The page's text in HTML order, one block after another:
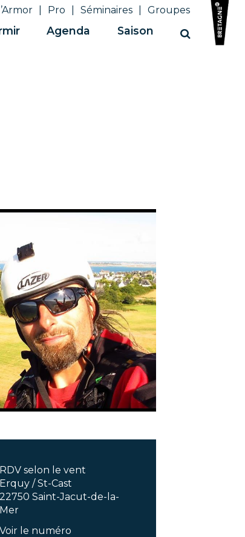
Pro Séminaires Groupes
Agenda Saison
RDV selon le vent
Erquy / St-Cast
22750 Saint-Jacut-de-la-
Mer
Voir le numéro